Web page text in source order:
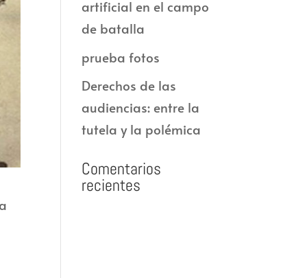
artificial en el campo
de batalla
prueba fotos
Derechos de las
audiencias: entre la
tutela y la polémica
Comentarios
recientes